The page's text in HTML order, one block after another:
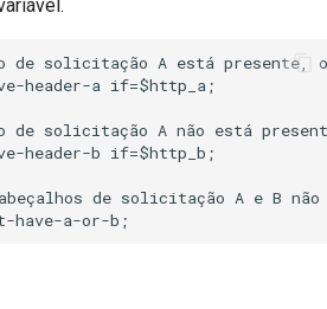
de solicitação A está
header-a if=$http_a;
de solicitação A não está
header-b if=$http_b;
cabeçalhos de solicitação A e B